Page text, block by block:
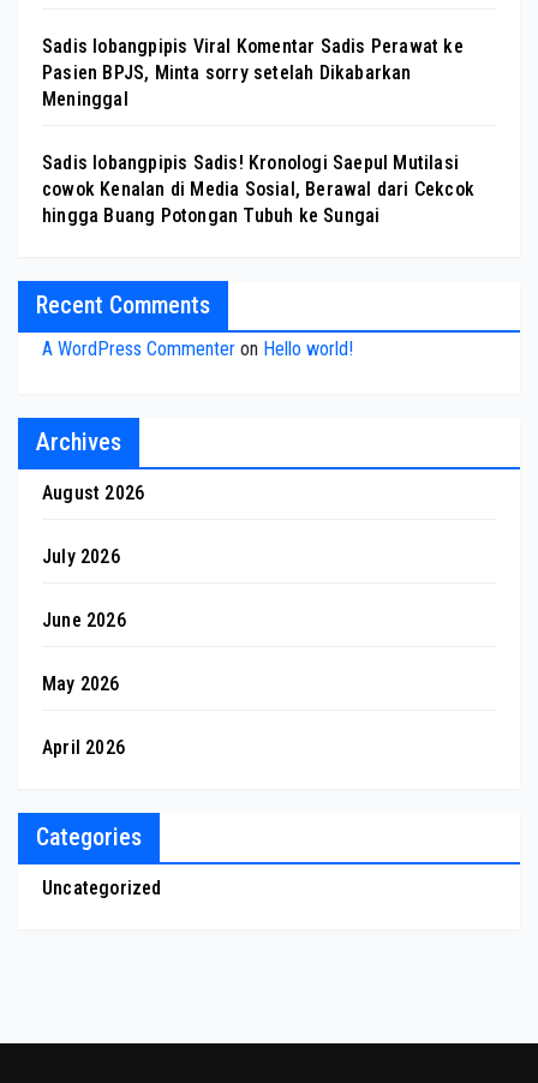
Sadis lobangpipis Viral Komentar Sadis Perawat ke
Pasien BPJS, Minta sorry setelah Dikabarkan
Meninggal
Sadis lobangpipis Sadis! Kronologi Saepul Mutilasi
cowok Kenalan di Media Sosial, Berawal dari Cekcok
hingga Buang Potongan Tubuh ke Sungai
Recent Comments
A WordPress Commenter on Hello world!
Archives
August 2026
July 2026
June 2026
May 2026
April 2026
Categories
Uncategorized